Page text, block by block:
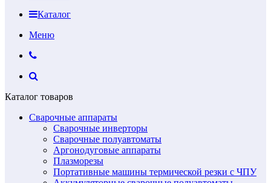
Каталог
Меню
Каталог товаров
Сварочные аппараты
Сварочные инверторы
Сварочные полуавтоматы
Аргонодуговые аппараты
Плазморезы
Портативные машины термической резки с ЧПУ